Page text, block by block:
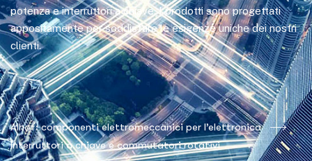
potenza e interruttori a chiave. I prodotti sono progettati
appositamente per soddisfare le esigenze uniche dei nostri
clienti.
Alhof: componenti elettromeccanici per l’elettronica
Interruttori a chiave e commutatori rotativi